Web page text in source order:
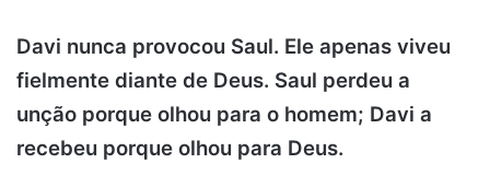
Davi nunca provocou Saul. Ele apenas viveu
fielmente diante de Deus. Saul perdeu a
unção porque olhou para o homem; Davi a
recebeu porque olhou para Deus.